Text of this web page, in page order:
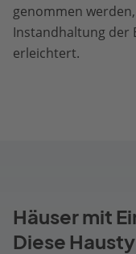
genommen
Instandhaltung der
erleichtert.
Häuser mit
Diese